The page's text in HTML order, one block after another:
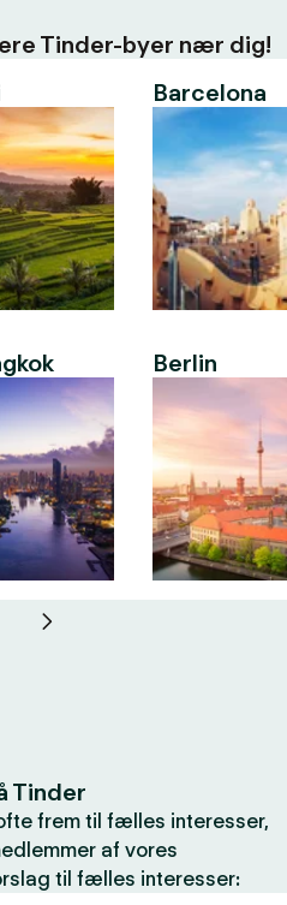
Tinder-byer nær dig!
Barcelona
Berlin
Tinder
frem til fælles interesser,
af vores
til fælles interesser: